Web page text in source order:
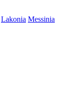
Lakonia Messinia